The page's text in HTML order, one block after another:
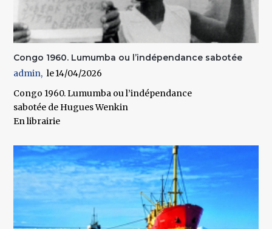
Congo 1960. Lumumba ou l’indépendance sabotée
admin
14/04/2026
Congo 1960. Lumumba ou l’indépendance
sabotée de Hugues Wenkin
En librairie